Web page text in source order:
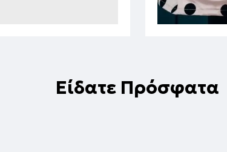
Είδατε Πρόσφατα